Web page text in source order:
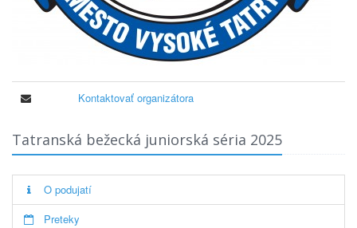
Kontaktovať organizátora
Tatranská bežecká juniorská séria 2025
O podujatí
Preteky